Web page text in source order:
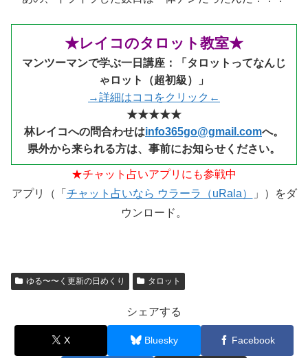
★レイコのタロット教室★
マンツーマンで学ぶ一日講座：「タロットってなんじ
ゃロット（超初級）」
→詳細はココをクリック←
★★★★★
林レイコへの問合わせはinfo365go@gmail.comへ。
県外から来られる方は、事前にお知らせください。
★チャット占いアプリにも参戦中
アプリ（「 チャット占いなら ウラーラ（uRala）
」）をダ
ウンロード。
ゆる〜〜く更新の日めくり タロット
シェアする
X Bluesky Facebook